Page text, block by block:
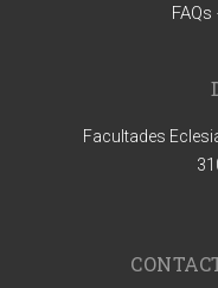
Facultades